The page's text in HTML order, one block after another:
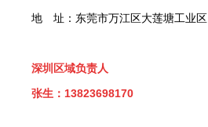
地 址：东莞市万江区大莲塘工业区
深圳区域负责人
张生：13823698170